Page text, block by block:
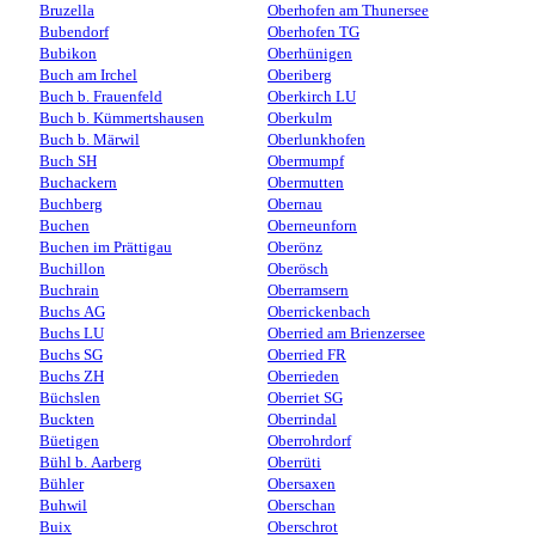
Bruzella
Bubendorf
Bubikon
Buch am Irchel
Buch b. Frauenfeld
Buch b. Kümmertshausen
Buch b. Märwil
Buch SH
Buchackern
Buchberg
Buchen
Buchen im Prättigau
Buchillon
Buchrain
Buchs AG
Buchs LU
Buchs SG
Buchs ZH
Büchslen
Buckten
Büetigen
Bühl b. Aarberg
Bühler
Buhwil
Buix
Oberhofen am Thunersee
Oberhofen TG
Oberhünigen
Oberiberg
Oberkirch LU
Oberkulm
Oberlunkhofen
Obermumpf
Obermutten
Obernau
Oberneunforn
Oberönz
Oberösch
Oberramsern
Oberrickenbach
Oberried am Brienzersee
Oberried FR
Oberrieden
Oberriet SG
Oberrindal
Oberrohrdorf
Oberrüti
Obersaxen
Oberschan
Oberschrot